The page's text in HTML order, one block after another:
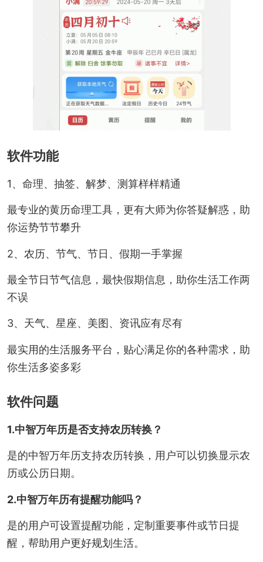
软件功能
1、命理、抽签、解梦、测算样样精通
最专业的黄历命理工具，更有大师为你答疑解惑，助
你运势节节攀升
2、农历、节气、节日、假期一手掌握
最全节日节气信息，最快假期信息，助你生活工作两
不误
3、天气、星座、美图、资讯应有尽有
最实用的生活服务平台，贴心满足你的各种需求，助
你生活多姿多彩
软件问题
1.中智万年历是否支持农历转换？
是的中智万年历支持农历转换，用户可以切换显示农
历或公历日期。
2.中智万年历有提醒功能吗？
是的用户可设置提醒功能，定制重要事件或节日提
醒，帮助用户更好规划生活。